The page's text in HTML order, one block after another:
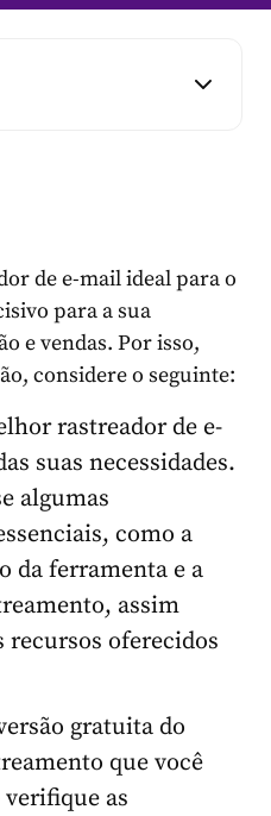
de e-mail ideal para o
para a sua
e vendas. Por isso,
considere o seguinte:
rastreador de e-
suas necessidades.
algumas
como a
da ferramenta e a
assim
recursos oferecidos
gratuita do
que você
as